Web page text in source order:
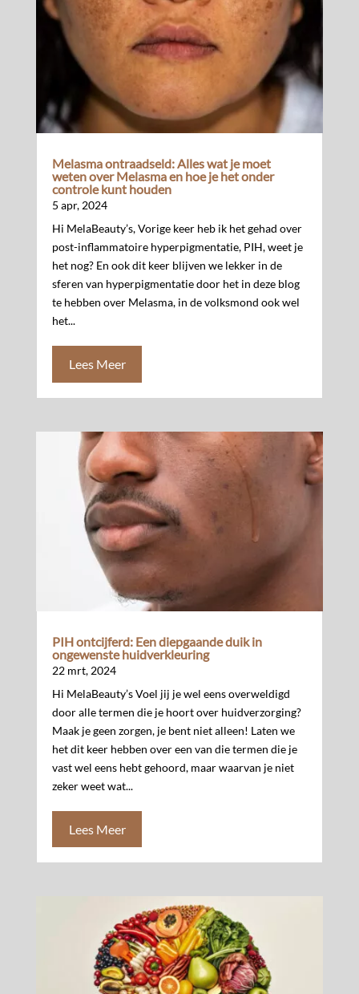
Melasma ontraadseld: Alles wat je moet
weten over Melasma en hoe je het onder
controle kunt houden
5 apr, 2024
Hi MelaBeauty’s, Vorige keer heb ik het gehad over
post-inflammatoire hyperpigmentatie, PIH, weet je
het nog? En ook dit keer blijven we lekker in de
sferen van hyperpigmentatie door het in deze blog
te hebben over Melasma, in de volksmond ook wel
het...
Lees Meer
PIH ontcijferd: Een diepgaande duik in
ongewenste huidverkleuring
22 mrt, 2024
Hi MelaBeauty’s Voel jij je wel eens overweldigd
door alle termen die je hoort over huidverzorging?
Maak je geen zorgen, je bent niet alleen! Laten we
het dit keer hebben over een van die termen die je
vast wel eens hebt gehoord, maar waarvan je niet
zeker weet wat...
Lees Meer